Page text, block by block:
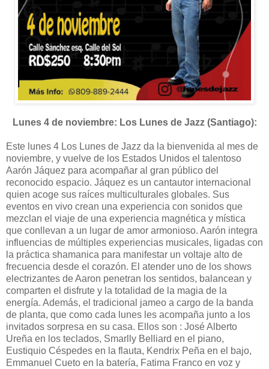
Lunes 4 de noviembre: Los Lunes de Jazz (Santiago):
Este lunes 4 Los Lunes de Jazz da la bienvenida al mes de
noviembre, y vuelve de los Estados Unidos el talentoso
Aarón Jáquez para acompañar al gran público del
reconocido espacio. Jáquez es un cantautor internacional
quien acoge sus raíces multiculturales globales. Sus
eventos en vivo crean una experiencia con sonidos que
mezclan el viaje de una experiencia magnética y mística
que conllevan a un lugar de amor armonioso. Aarón integra
influencias de múltiples experiencias musicales, ligadas con
la práctica shamanica para manifestar un voltaje alto de
frecuencia desde el corazón. El atender uno de los shows
electrizantes de Aaron penetran los sentidos, balancean y
comparten el disfrute y la totalidad de la magia de la
energía. Además, el tradicional jameo a cargo de la banda
de planta, que como cada lunes les acompaña junto a los
invitados sorpresa en su casa. Ellos son : José Alberto
Ureña en los teclados, Smarlly Belliard en el piano,
Eustiquio Céspedes en la flauta, Kendrix Peña en el bajo,
Emmanuel Cueto en la batería, Fatima Franco en voz y